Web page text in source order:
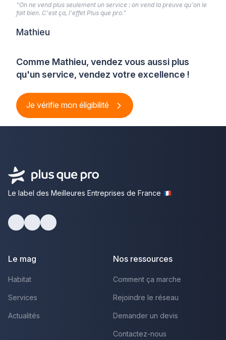
Comme Mathieu, vendez vous aussi plus
qu'un service, vendez votre excellence !
Je vérifie mon éligibilité
“On ne vend plus seulement un service : on vend la preuve qu'on le
fait bien. C'est ça, l'effet Plus que pro.”
Mathieu
Le label des Meilleures Entreprises de France
Le mag
Habitat
Services
Actualités
Nos ressources
Comment ça marche
Rejoindre le réseau
Demander un devis
Contactez-nous